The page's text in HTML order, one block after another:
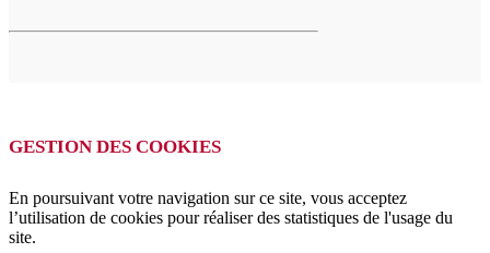
GESTION DES COOKIES
En poursuivant votre navigation sur ce site, vous acceptez
l’utilisation de cookies pour réaliser des statistiques de l'usage du
site.